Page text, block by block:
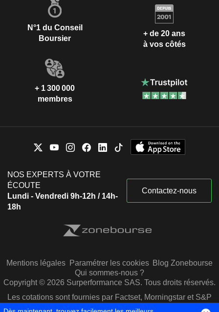
N°1 du Conseil
Boursier
+ de 20 ans
à vos côtés
+ 1 300 000
membres
NOS EXPERTS À VOTRE
ÉCOUTE
Lundi - Vendredi 9h-12h / 14h-
18h
Contactez-nous
Mentions légales Paramétrer les cookies Blog Zonebourse
Qui sommes-nous ?
Copyright © 2026 Surperformance SAS. Tous droits réservés.
Les cotations sont fournies par Factset, Morningstar et S&P
Capital IQ